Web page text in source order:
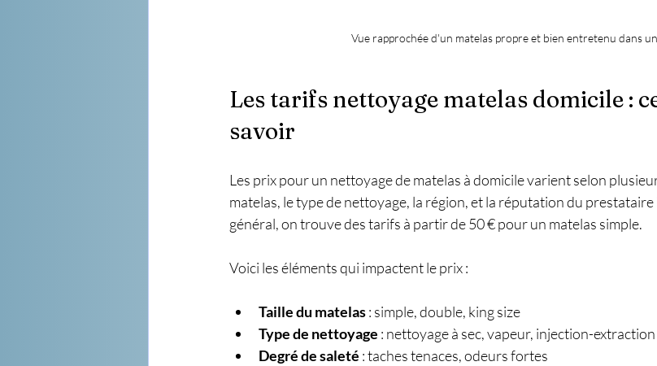
Vue rapprochée d'un matelas propre et bien entretenu dans
Les tarifs nettoyage matelas domicile :
savoir
Les prix pour un nettoyage de matelas à domicile varient selon
matelas, le type de nettoyage, la région, et la réputation du
général, on trouve des tarifs à partir de 50 € pour un matelas simple.
Voici les éléments qui impactent le prix :
Taille du matelas : simple, double, king size
Type de nettoyage : nettoyage à sec, vapeur, injection-extraction
Degré de saleté : taches tenaces, odeurs fortes